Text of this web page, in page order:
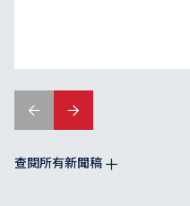
查閱所有新聞稿